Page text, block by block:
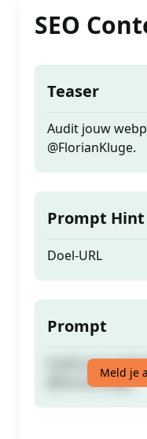
SEO
Teaser
Audit jouw
@FlorianKluge.
Prompt Hint
Doel-URL
Prompt
Audit jouw
@FlorianKluge.
Meld je